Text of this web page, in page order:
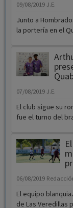
09/08/2019 J.E.
Junto a
la portería en el
07/08/2019 J.E.
El club sigue su
fue el turno del
06/08/2019
El equipo
de Las Veredillas